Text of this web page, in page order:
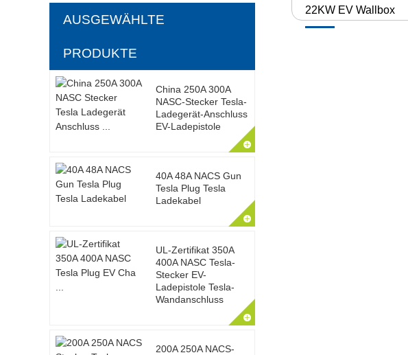
AUSGEWÄHLTE
PRODUKTE
China 250A 300A
NASC-Stecker Tesla-
Ladegerät-Anschluss
EV-Ladepistole
40A 48A NACS Gun
Tesla Plug Tesla
Ladekabel
UL-Zertifikat 350A
400A NASC Tesla-
Stecker EV-
Ladepistole Tesla-
Wandanschluss
200A 250A NACS-
22KW EV Wallbox